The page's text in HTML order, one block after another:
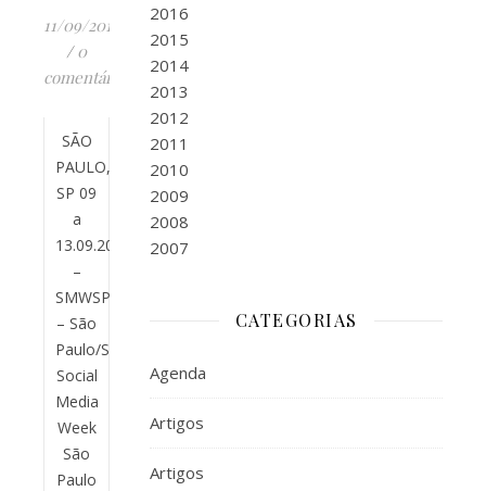
11/09/2019
/ 0
comentários
SÃO
PAULO,
SP 09
a
13.09.2019
–
SMWSP
– São
Paulo/SP.
Social
Media
Week
São
Paulo
2016
2015
2014
2013
2012
2011
2010
2009
2008
2007
CATEGORIAS
Agenda
Artigos
Artigos